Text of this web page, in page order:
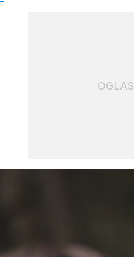
OGLAS